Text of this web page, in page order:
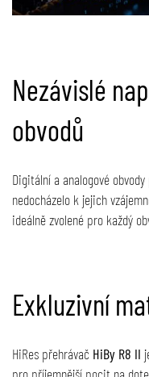
Nezávislé
obvodů
Digitální a analogové
nedocházelo k jejich
ideálně zvolené pro každý
Exkluzivní
HiRes přehrávač HiBy R8 II